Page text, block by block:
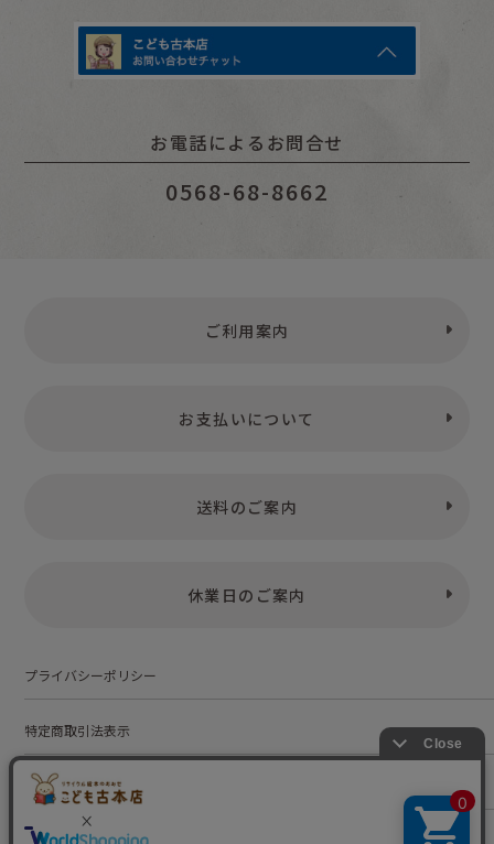
チャイルドブックアップル傑作選
キンダーおはなし絵本傑作選
オールリクエスト
学研ワールドえほん
おはなしファンファン
お電話によるお問合せ
0568-68-8662
ご利用案内
お支払いについて
送料のご案内
休業日のご案内
プライバシーポリシー
特定商取引法表示
お問い合わせ